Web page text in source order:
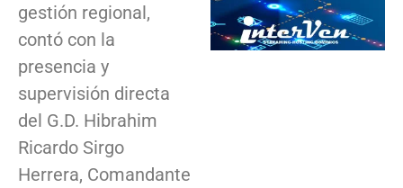
gestión regional,
contó con la
presencia y
supervisión directa
del G.D. Hibrahim
Ricardo Sirgo
Herrera, Comandante